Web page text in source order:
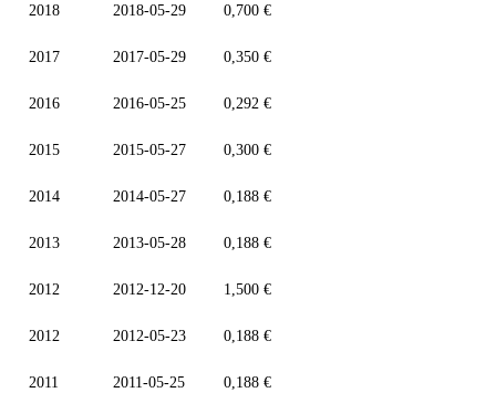
2018 2018-05-29 0,700 €
2017 2017-05-29 0,350 €
2016 2016-05-25 0,292 €
2015 2015-05-27 0,300 €
2014 2014-05-27 0,188 €
2013 2013-05-28 0,188 €
2012 2012-12-20 1,500 €
2012 2012-05-23 0,188 €
2011 2011-05-25 0,188 €